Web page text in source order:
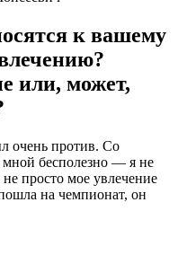
к вашему
или, может,
очень против. Со
мной бесполезно — я не
просто мое увлечение
на чемпионат, он